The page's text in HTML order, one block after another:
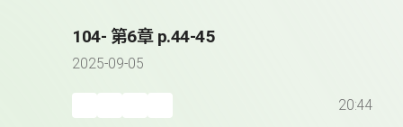
104- 第6章 p.44-45
2025-09-05
20:44